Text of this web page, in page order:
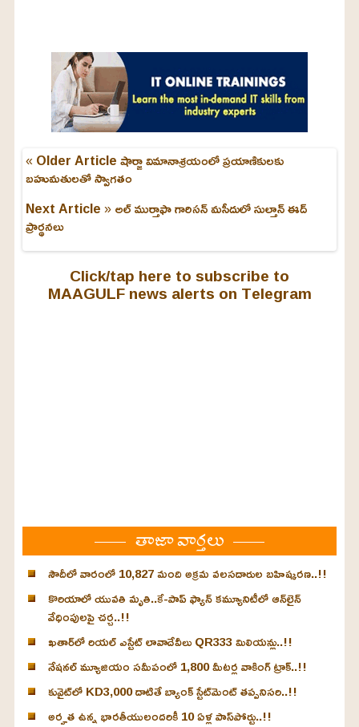
U
n
m
u
t
e
3
%
« Older Articleషార్జా విమానాశ్రయంలో ప్రయాణికులకు
బహుమతులతో స్వాగతం
Next Article »అల్ ముర్తాఫా గారిసన్ మసీదులో సుల్తాన్ ఈద్
ప్రార్థనలు
Click/tap here to subscribe to
MAAGULF news alerts on Telegram
తాజా వార్తలు
సౌదీలో వారంలో 10,827 మంది అక్రమ వలసదారుల బహిష్కరణ..!!
కొరియాలో యువతి మృతి..కే-పాప్ ఫ్యాన్‌ కమ్యూనిటీలో ఆన్‌లైన్
వేధింపులపై చర్చ..!!
ఖతార్‌లో రియల్ ఎస్టేట్ లావాదేవీలు QR333 మిలియన్లు..!!
నేషనల్ మ్యూజియం సమీపంలో 1,800 మీటర్ల వాకింగ్ ట్రాక్..!!
కువైట్‌లో KD3,000 దాటితే బ్యాంక్ స్టేట్‌మెంట్ తప్పనిసరి..!!
అర్హత ఉన్న భారతీయులందరికీ 10 ఏళ్ల పాస్‌పోర్టు..!!